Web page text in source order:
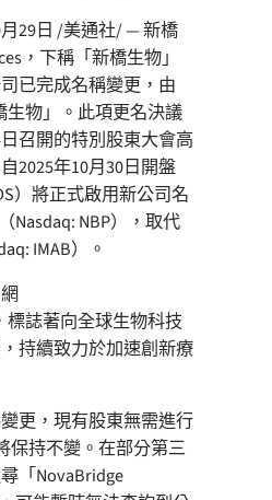
29日 /美通社/ — 新橋
，下稱「新橋生物」
已完成名稱變更，由
生物」。此項更名決議
召開的特別股東大會高
2025年10月30日開盤
）將正式啟用新公司名
Nasdaq: NBP），取代
IMAB）。
標誌著向全球生物科技
持續致力於加速創新療
更，現有股東無需進行
保持不變。在部分第三
「NovaBridge